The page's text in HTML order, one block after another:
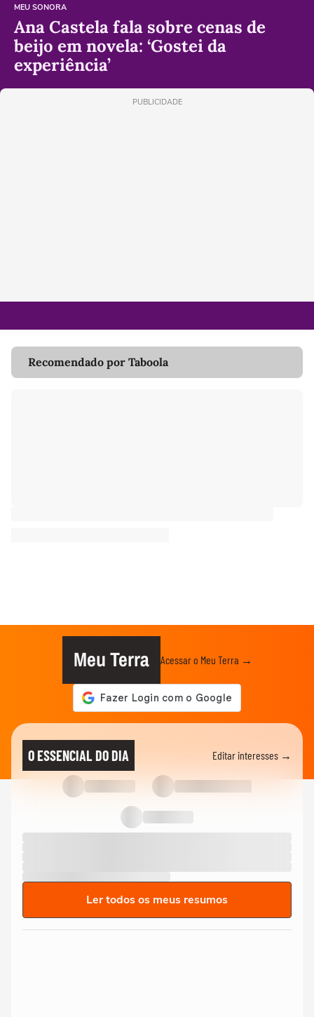
MEU SONORA
Ana Castela fala sobre cenas de
beijo em novela: ‘Gostei da
experiência’
PUBLICIDADE
Recomendado por Taboola
Meu Terra Acessar o Meu Terra →
O ESSENCIAL DO DIA Editar interesses →
Ler todos os meus resumos